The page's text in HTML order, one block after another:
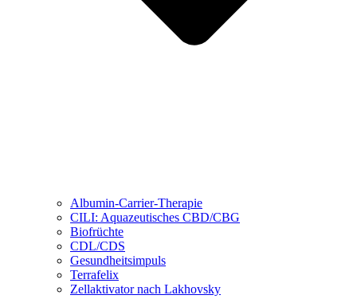
Albumin-Carrier-Therapie
CILI: Aquazeutisches CBD/CBG
Biofrüchte
CDL/CDS
Gesundheitsimpuls
Terrafelix
Zellaktivator nach Lakhovsky